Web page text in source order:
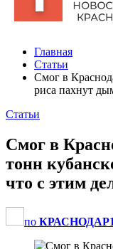
Главная
Статьи
Смог в
риса пахнут
Статьи
Смог в
тонн
что с этим
по КРАСНОДАР1